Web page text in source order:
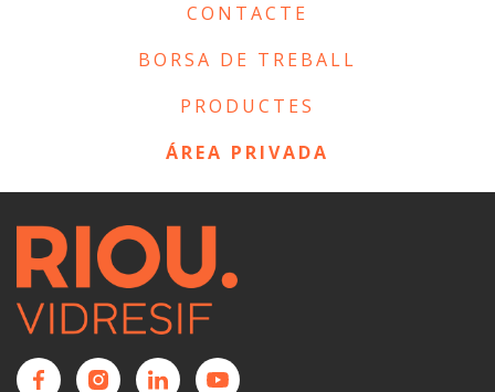
CONTACTE
BORSA DE TREBALL
PRODUCTES
ÁREA PRIVADA